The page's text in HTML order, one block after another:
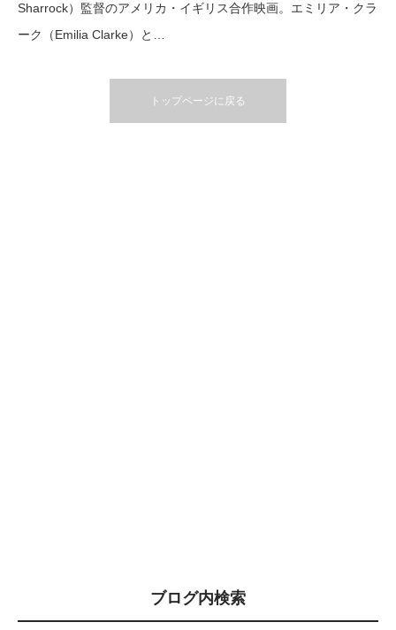
Sharrock）監督のアメリカ・イギリス合作映画。エミリア・クラ
ーク（Emilia Clarke）と…
トップページに戻る
ブログ内検索